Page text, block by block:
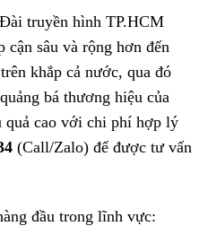
truyền hình TP.HCM
cận sâu và rộng hơn đến
khắp cả nước, qua đó
bá thương hiệu của
quả cao với chi phí hợp lý
(Call/Zalo) để được tư vấn
đầu trong lĩnh vực: